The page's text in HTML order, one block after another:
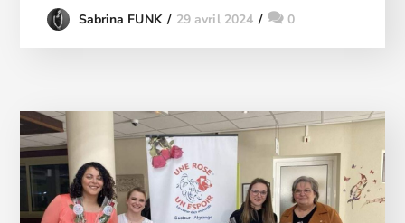
Sabrina FUNK 29 avril 2024 0